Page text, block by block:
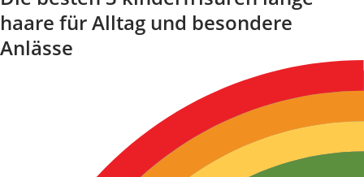
haare für Alltag und besondere
Anlässe